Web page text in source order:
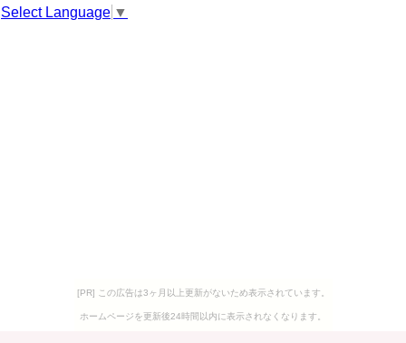
Select Language ▼
[PR] この広告は3ヶ月以上更新がないため表示されています。
ホームページを更新後24時間以内に表示されなくなります。